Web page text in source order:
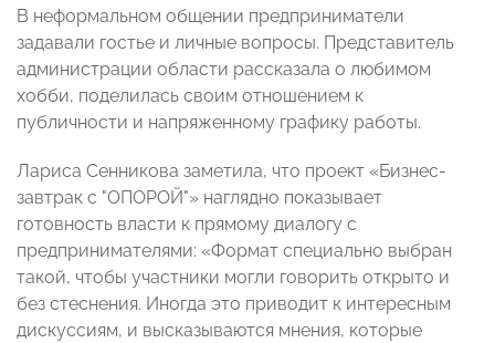
В неформальном общении предприниматели
задавали гостье и личные вопросы. Представитель
администрации области рассказала о любимом
хобби, поделилась своим отношением к
публичности и напряженному графику работы.
Лариса Сенникова заметила, что проект «Бизнес-
завтрак с "ОПОРОЙ"» наглядно показывает
готовность власти к прямому диалогу с
предпринимателями: «Формат специально выбран
такой, чтобы участники могли говорить открыто и
без стеснения. Иногда это приводит к интересным
дискуссиям, и высказываются мнения, которые